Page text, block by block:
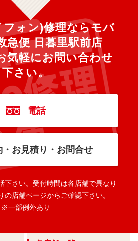
ォン)修理ならモバ
急便 日暮里駅前店
気軽にお問い合わせ
下さい。
電話
・お見積り・お問合せ
さい。 受付時間は各店舗で異なり
の店舗ページからご確認下さい。
※一部例外あり